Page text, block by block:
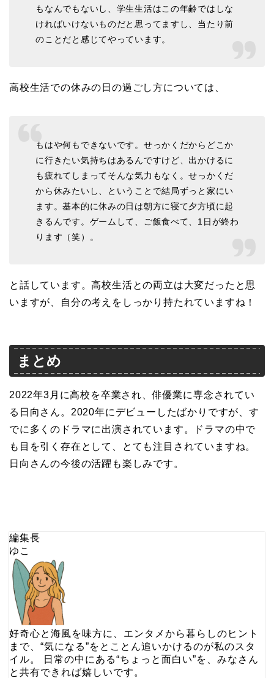
もなんでもないし、学生生活はこの年齢ではしな
ければいけないものだと思ってますし、当たり前
のことだと感じてやっています。
高校生活での休みの日の過ごし方については、
もはや何もできないです。せっかくだからどこか
に行きたい気持ちはあるんですけど、出かけるに
も疲れてしまってそんな気力もなく。せっかくだ
から休みたいし、ということで結局ずっと家にい
ます。基本的に休みの日は朝方に寝て夕方頃に起
きるんです。ゲームして、ご飯食べて、1日が終わ
ります（笑）。
と話しています。高校生活との両立は大変だったと思
いますが、自分の考えをしっかり持たれていますね！
まとめ
2022年3月に高校を卒業され、俳優業に専念されてい
る日向さん。2020年にデビューしたばかりですが、す
でに多くのドラマに出演されています。ドラマの中で
も目を引く存在として、とても注目されていますね。
日向さんの今後の活躍も楽しみです。
編集長
ゆこ
好奇心と海風を味方に、エンタメから暮らしのヒント
まで、“気になる”をとことん追いかけるのが私のスタ
イル。 日常の中にある“ちょっと面白い”を、みなさん
と共有できれば嬉しいです。